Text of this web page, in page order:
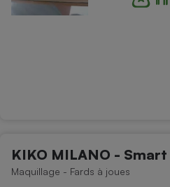
KIKO MILANO -
Maquillage - Fards à joues